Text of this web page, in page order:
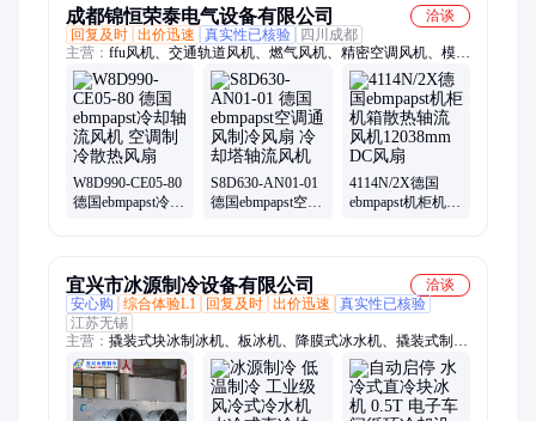
成都锦恒荣泰电气设备有限公司
洽谈
回复及时 出价迅速 真实性已核验
四川成都
主营： ffu风机、交通轨道风机、燃气风机、精密空调风机、模块
冷却风机、变频器风机
W8D990-CE05-80
德国ebmpapst冷却
S8D630-AN01-01
德国ebmpapst空调
4114N/2X德国
ebmpapst机柜机箱
宜兴市冰源制冷设备有限公司
洽谈
安心购
综合体验L1 回复及时 出价迅速
真实性已核验
江苏无锡
主营： 撬装式块冰制冰机、板冰机、降膜式冰水机、撬装式制冷
机组、速冷冰水机、蒸发式冷凝器、枕形板换热器